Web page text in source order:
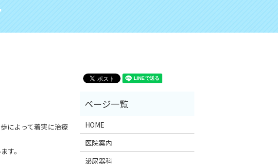
によって着実に治療
す。
HOME
医院案内
泌尿器科